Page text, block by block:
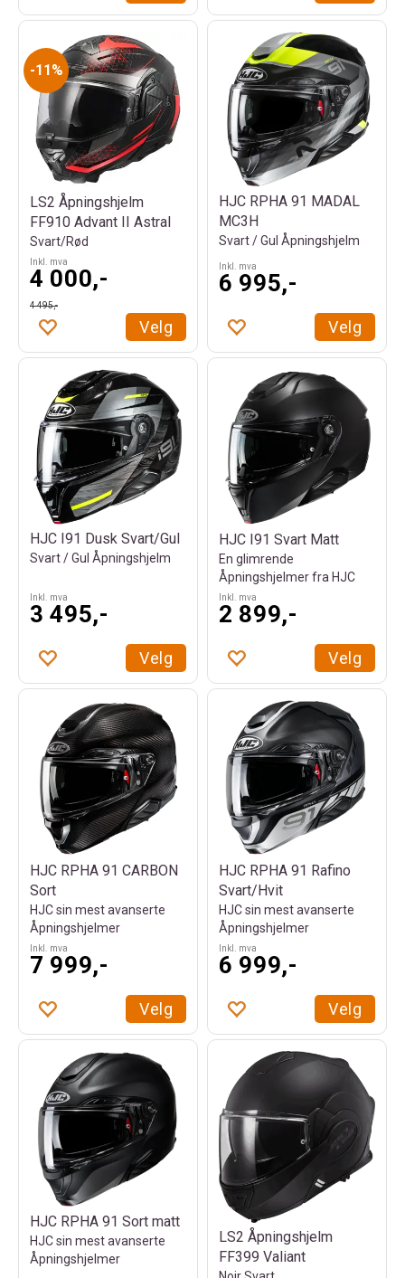
11%
LS2 Åpningshjelm
FF910 Advant II Astral
Svart/Rød
Inkl. mva
4 000,-
4 495,-
Velg
HJC RPHA 91 MADAL
MC3H
Svart / Gul Åpningshjelm
Inkl. mva
6 995,-
Velg
HJC I91 Dusk Svart/Gul
Svart / Gul Åpningshjelm
Inkl. mva
3 495,-
Velg
HJC I91 Svart Matt
En glimrende
Åpningshjelmer fra HJC
Inkl. mva
2 899,-
Velg
HJC RPHA 91 CARBON
Sort
HJC sin mest avanserte
Åpningshjelmer
Inkl. mva
7 999,-
Velg
HJC RPHA 91 Rafino
Svart/Hvit
HJC sin mest avanserte
Åpningshjelmer
Inkl. mva
6 999,-
Velg
HJC RPHA 91 Sort matt
HJC sin mest avanserte
Åpningshjelmer
LS2 Åpningshjelm
FF399 Valiant